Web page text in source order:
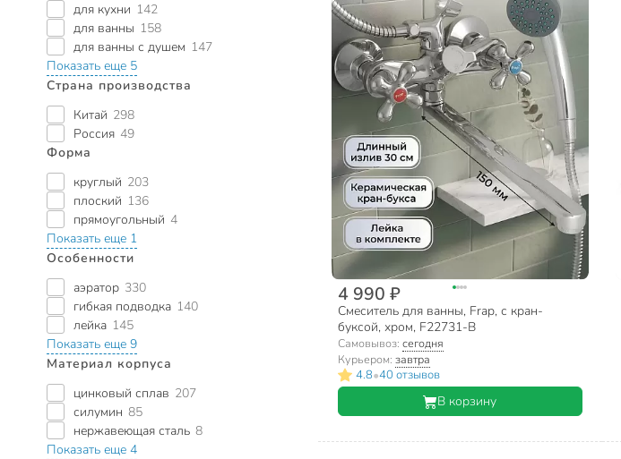
для кухни 142
для ванны 158
для ванны с душем 147
Показать еще 5
Страна производства
Китай 298
Россия 49
Форма
круглый 203
плоский 136
прямоугольный 4
Показать еще 1
Особенности
аэратор 330
гибкая подводка 140
лейка 145
Показать еще 9
Материал корпуса
цинковый сплав 207
силумин 85
нержавеющая сталь 8
Показать еще 4
4 990 ₽
Смеситель для ванны, Frap, с кран-
буксой, хром, F22731-B
Самовывоз: сегодня
Курьером: завтра
4.8•40 отзывов
В корзину